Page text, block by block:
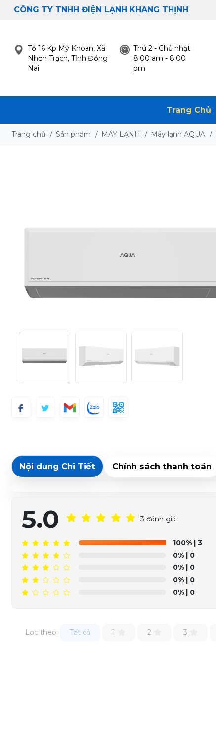
CÔNG TY TNHH ĐIỆN LẠNH KHANG THỊNH
Tổ 16 Kp Mỹ Khoan, Xã
Nhơn Trạch, Tỉnh Đồng
Nai
Thứ 2 - Chủ nhật
8:00 am - 8:00
pm
Trang Chủ
Trang chủ / Sản phẩm / MÁY LẠNH / Máy lạnh AQUA /
Nội dung Chi Tiết Chính sách thanh toán
5.0 3 đánh giá
100%| 3
0%| 0
0%| 0
0%| 0
0%| 0
Lọc theo: Tất cả 1 2 3